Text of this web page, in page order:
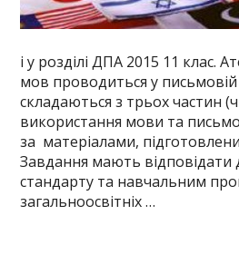
і у розділі ДПА 2015 11 клас.
мов проводиться у
складаються з трьох частин
використання мови та
за матеріалами,
Завдання мають
стандарту та навчальним
загальноосвітніх …